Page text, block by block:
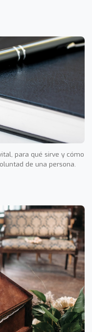
para qué sirve y cómo
de una persona.